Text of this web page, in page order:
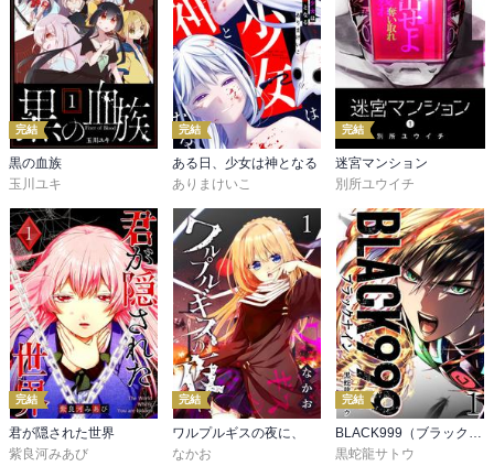
完結
黒の血族
玉川ユキ
完結
ある日、少女は神となる
ありまけいこ
完結
迷宮マンション
別所ユウイチ
完結
君が隠された世界
紫良河みあび
完結
ワルプルギスの夜に、
なかお
完結
黒蛇龍サトウ